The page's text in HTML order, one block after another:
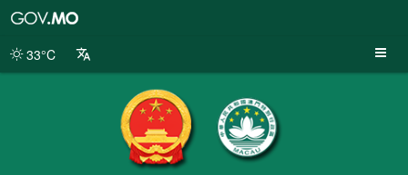
da
33°C